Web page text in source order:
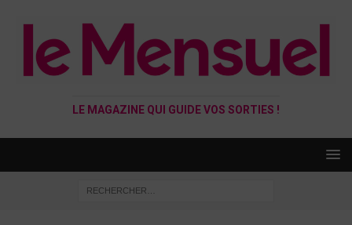
LE MAGAZINE QUI GUIDE VOS SORTIES !